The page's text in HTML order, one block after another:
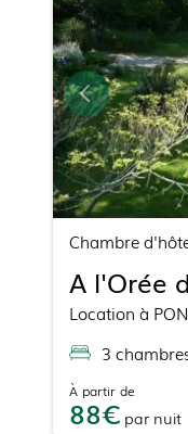
Chambre
A l'Orée
Location à
3 chambre
À partir de
88 par nuit